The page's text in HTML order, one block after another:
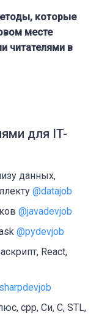
которые
месте
читателями в
для IT-
данных,
@datajob
@javadevjob
@pydevjob
React,
cpp, Си, C, STL,